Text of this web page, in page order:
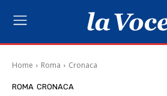
Home Roma Cronaca
ROMA CRONACA